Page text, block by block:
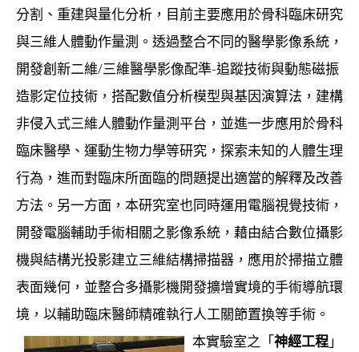
分割、重建與量化分析，目前主要應用於骨科臨床研究
與三維人體動作量測。透過整合不同的醫學影像系統，
開發創新二維/三維醫學影像配準-追蹤技術與動態磁振
造影定位技術，搭配數值分析模型與基因演算法，建構
非侵入式三維人體動作量測平台，並進一步應用於骨科
臨床醫學、運動生物力學等研究，探索未知的人體生理
行為，進而對臨床所面臨的問題提出適當的解釋及改善
方法。另一方面，本研究室也同時運用電腦視覺技術，
開發電腦輔助手術相關之影像系統，藉由結合數位攝影
機與結構光投影建立三維結構掃描器，應用於掃描立體
表面幾何，並整合多攝影機開發擴增實境的手術導航環
境，以輔助臨床醫師精確執行人工關節置換等手術。
本實驗室之「神經工程」